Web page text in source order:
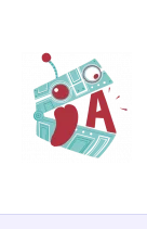
contenu